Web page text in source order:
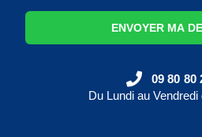
ENVOYER MA
09 80 80
Du Lundi au